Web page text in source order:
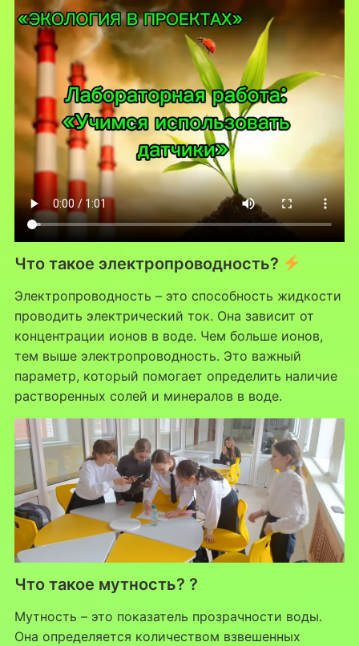
Что такое электропроводность?
Электропроводность – это способность жидкости
проводить электрический ток. Она зависит от
концентрации ионов в воде. Чем больше ионов,
тем выше электропроводность. Это важный
параметр, который помогает определить наличие
растворенных солей и минералов в воде.
Что такое мутность? ?️
Мутность – это показатель прозрачности воды.
Она определяется количеством взвешенных